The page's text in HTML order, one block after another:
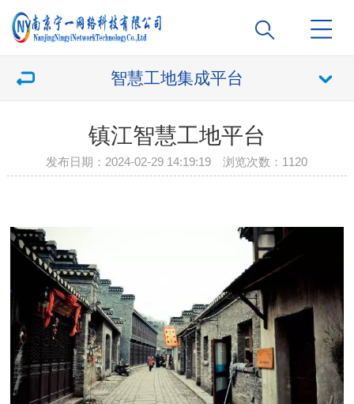
智慧工地集成平台
镇江智慧工地平台
发布日期：2024-02-29 14:19:19 浏览次数： 1120